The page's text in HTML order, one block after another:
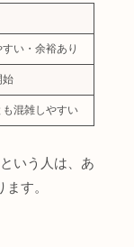
い・余裕あり
始
混雑しやすい
いう人は、あ
す。